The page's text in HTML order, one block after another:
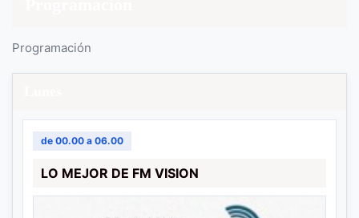
Programación
de 00.00 a 06.00
LO MEJOR DE FM VISION